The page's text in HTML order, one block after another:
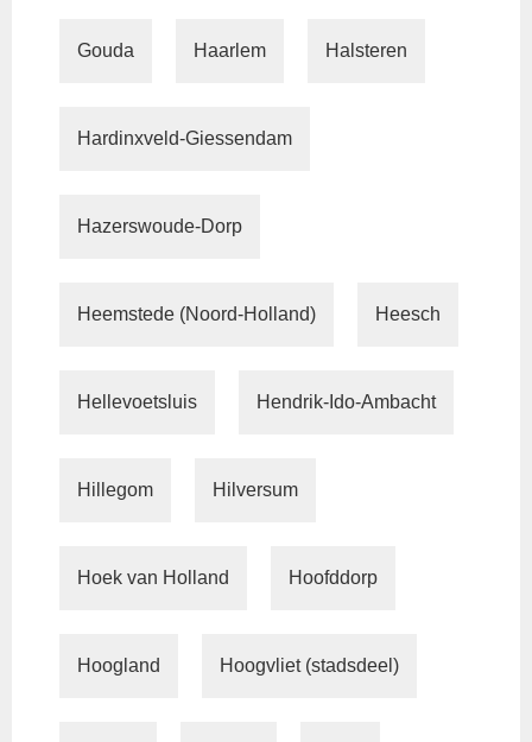
Gouda Haarlem Halsteren
Hardinxveld-Giessendam
Hazerswoude-Dorp
Heemstede (Noord-Holland) Heesch
Hellevoetsluis Hendrik-Ido-Ambacht
Hillegom Hilversum
Hoek van Holland Hoofddorp
Hoogland Hoogvliet (stadsdeel)